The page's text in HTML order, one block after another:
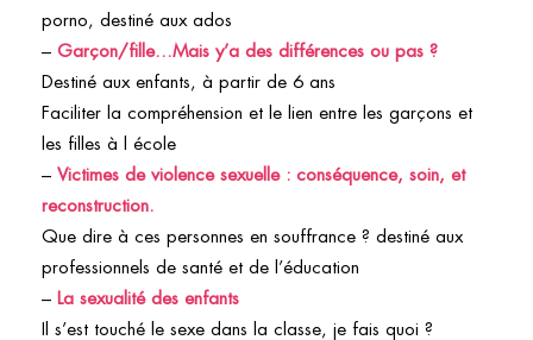
porno, destiné aux ados
– Garçon/fille…Mais y’a des différences ou pas ?
Destiné aux enfants, à partir de 6 ans
Faciliter la compréhension et le lien entre les garçons et
les filles à l école
– Victimes de violence sexuelle : conséquence, soin, et
reconstruction.
Que dire à ces personnes en souffrance ? destiné aux
professionnels de santé et de l’éducation
– La sexualité des enfants
Il s’est touché le sexe dans la classe, je fais quoi ?